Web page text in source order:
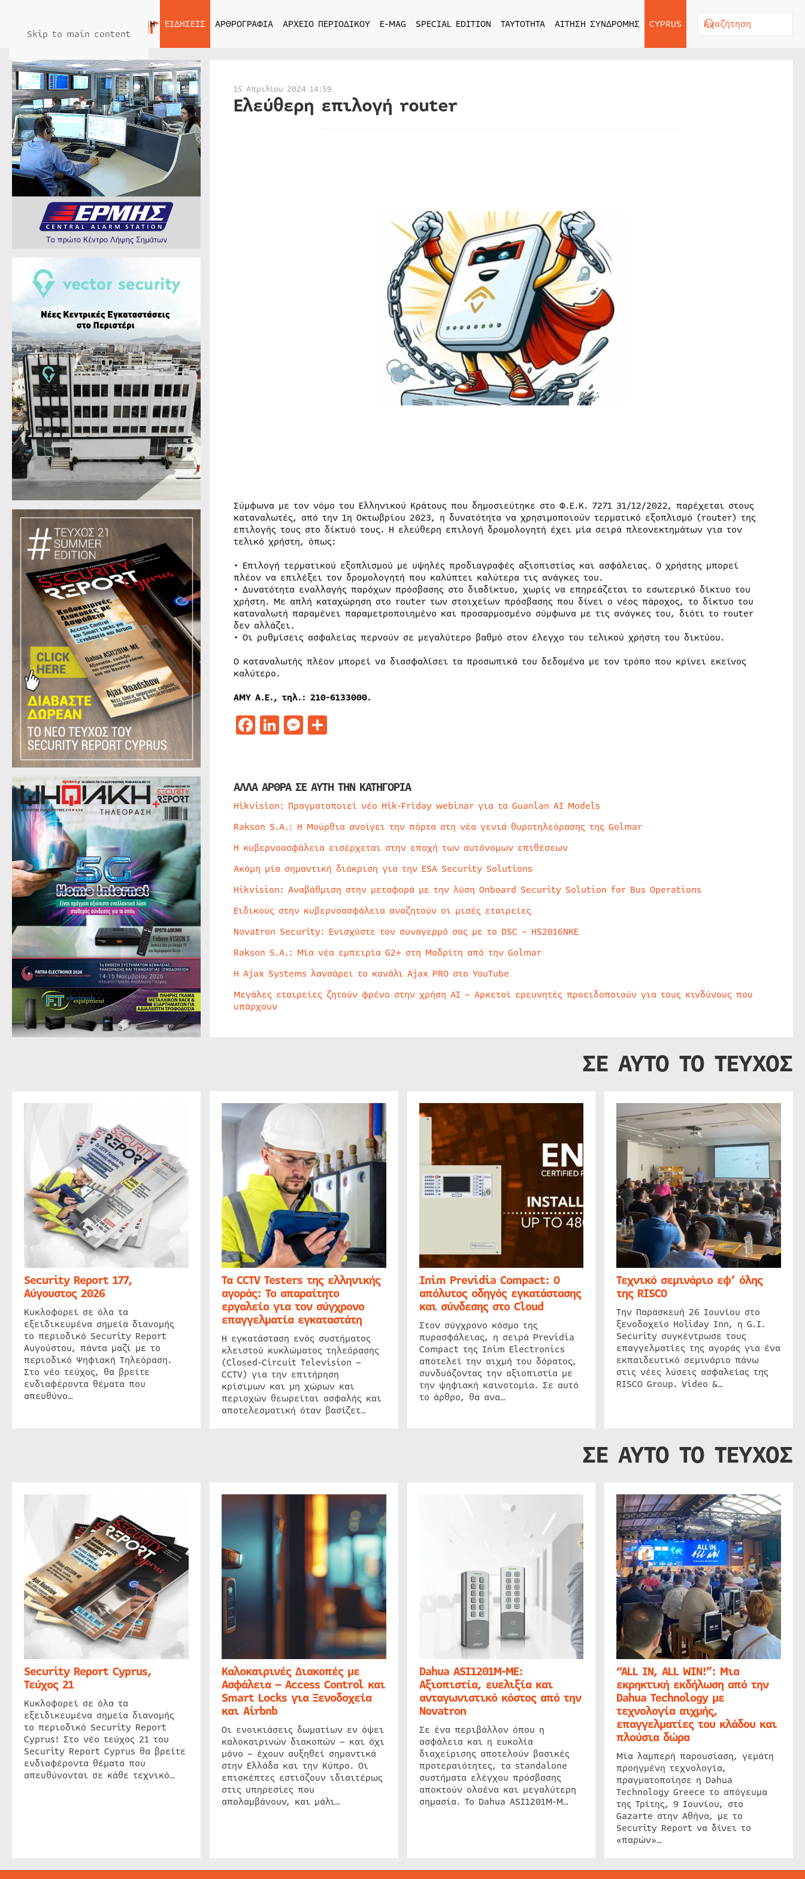
Skip to main content
ΑΡΧΙΚΗ ΕΙΔΗΣΕΙΣ ΑΡΘΡΟΓΡΑΦΙΑ ΑΡΧΕΙΟ ΠΕΡΙΟΔΙΚΟΥ E-MAG SPECIAL EDITION ΤΑΥΤΟΤΗΤΑ ΑΙΤΗΣΗ ΣΥΝΔΡΟΜΗΣ CYPRUS
15 Απριλίου 2024 14:59
Ελεύθερη επιλογή router
Σύμφωνα με τον νόμο του Ελληνικού Κράτους που δημοσιεύτηκε στο Φ.Ε.Κ. 7271 31/12/2022, παρέχεται στους
καταναλωτές, από την 1η Οκτωβρίου 2023, η δυνατότητα να χρησιμοποιούν τερματικό εξοπλισμό (router) της
επιλογής τους στο δίκτυό τους. Η ελεύθερη επιλογή δρομολογητή έχει μία σειρά πλεονεκτημάτων για τον
τελικό χρήστη, όπως:
• Επιλογή τερματικού εξοπλισμού με υψηλές προδιαγραφές αξιοπιστίας και ασφάλειας. Ο χρήστης μπορεί
πλέον να επιλέξει τον δρομολογητή που καλύπτει καλύτερα τις ανάγκες του.
• Δυνατότητα εναλλαγής παρόχων πρόσβασης στο διαδίκτυο, χωρίς να επηρεάζεται το εσωτερικό δίκτυο του
χρήστη. Με απλή καταχώρηση στο router των στοιχείων πρόσβασης που δίνει ο νέος πάροχος, το δίκτυο του
καταναλωτή παραμένει παραμετροποιημένο και προσαρμοσμένο σύμφωνα με τις ανάγκες του, διότι το router
δεν αλλάζει.
• Οι ρυθμίσεις ασφαλείας περνούν σε μεγαλύτερο βαθμό στον έλεγχο του τελικού χρήστη του δικτύου.
Ο καταναλωτής πλέον μπορεί να διασφαλίσει τα προσωπικά του δεδομένα με τον τρόπο που κρίνει εκείνος
καλύτερο.
ΑΜΥ Α.Ε., τηλ.: 210-6133000.
Facebook
LinkedIn
Messenger
Μοιραστείτε
ΑΛΛΑ ΑΡΘΡΑ ΣΕ ΑΥΤΗ ΤΗΝ ΚΑΤΗΓΟΡΙΑ
Hikvision: Πραγματοποιεί νέο Hik-Friday webinar για τα Guanlan AI Models
Rakson S.A.: Η Μούρθια ανοίγει την πόρτα στη νέα γενιά θυροτηλεόρασης της Golmar
Η κυβερνοασφάλεια εισέρχεται στην εποχή των αυτόνομων επιθέσεων
Ακόμη μία σημαντική διάκριση για την ESA Security Solutions
Hikvision: Αναβάθμιση στην μεταφορά με την λύση Onboard Security Solution for Bus Operations
Ειδικούς στην κυβερνοασφάλεια αναζητούν οι μισές εταιρείες
Novatron Security: Ενισχύστε τον συναγερμό σας με το DSC – HS2016NKE
Rakson S.A.: Μία νέα εμπειρία G2+ στη Μαδρίτη από την Golmar
Η Ajax Systems λανσάρει το κανάλι Ajax PRO στο YouTube
Μεγάλες εταιρείες ζητούν φρένο στην χρήση AI – Αρκετοί ερευνητές προειδοποιούν για τους κινδύνους που
υπάρχουν
ΣΕ ΑΥΤΟ ΤΟ ΤΕΥΧΟΣ
Security Report 177,
Αύγουστος 2026
Κυκλοφορεί σε όλα τα
εξειδικευμένα σημεία διανομής
το περιοδικό Security Report
Αυγούστου, πάντα μαζί με το
περιοδικό Ψηφιακή Τηλεόραση.
Στο νέο τεύχος, θα βρείτε
ενδιαφέροντα θέματα που
απευθύνο…
Τα CCTV Testers της ελληνικής
αγοράς: Το απαραίτητο
εργαλείο για τον σύγχρονο
επαγγελματία εγκαταστάτη
Η εγκατάσταση ενός συστήματος
κλειστού κυκλώματος τηλεόρασης
(Closed-Circuit Television –
CCTV) για την επιτήρηση
κρίσιμων και μη χώρων και
περιοχών θεωρείται ασφαλής και
αποτελεσματική όταν βασίζετ…
Inim Previdia Compact: Ο
απόλυτος οδηγός εγκατάστασης
και σύνδεσης στο Cloud
Στον σύγχρονο κόσμο της
πυρασφάλειας, η σειρά Previdia
Compact της Inim Electronics
αποτελεί την αιχμή του δόρατος,
συνδυάζοντας την αξιοπιστία με
την ψηφιακή καινοτομία. Σε αυτό
το άρθρο, θα ανα…
Τεχνικό σεμινάριο εφ’ όλης
της RISCO
Την Παρασκευή 26 Ιουνίου στο
ξενοδοχείο Holiday Inn, η G.I.
Security συγκέντρωσε τους
επαγγελματίες της αγοράς για ένα
εκπαιδευτικό σεμινάριο πάνω
στις νέες λύσεις ασφαλείας της
RISCO Group. Video &…
ΣΕ ΑΥΤΟ ΤΟ ΤΕΥΧΟΣ
Security Report Cyprus,
Τεύχος 21
Κυκλοφορεί σε όλα τα
εξειδικευμένα σημεία διανομής
το περιοδικό Security Report
Cyprus! Στο νέο τεύχος 21 του
Security Report Cyprus θα βρείτε
ενδιαφέροντα θέματα που
απευθύνονται σε κάθε τεχνικό…
Καλοκαιρινές Διακοπές με
Ασφάλεια – Access Control και
Smart Locks για Ξενοδοχεία
και Airbnb
Οι ενοικιάσεις δωματίων εν όψει
καλοκαιρινών διακοπών – και όχι
μόνο – έχουν αυξηθεί σημαντικά
στην Ελλάδα και την Κύπρο. Οι
επισκέπτες εστιάζουν ιδιαιτέρως
στις υπηρεσίες που
απολαμβάνουν, και μάλι…
Dahua ASI1201M-ME:
Αξιοπιστία, ευελιξία και
ανταγωνιστικό κόστος από την
Novatron
Σε ένα περιβάλλον όπου η
ασφάλεια και η ευκολία
διαχείρισης αποτελούν βασικές
προτεραιότητες, τα standalone
συστήματα ελέγχου πρόσβασης
αποκτούν ολοένα και μεγαλύτερη
σημασία. Το Dahua ASI1201M-M…
“ALL IN, ALL WIN!”: Μια
εκρηκτική εκδήλωση από την
Dahua Technology με
τεχνολογία αιχμής,
επαγγελματίες του κλάδου και
πλούσια δώρα
Μία λαμπερή παρουσίαση, γεμάτη
προηγμένη τεχνολογία,
πραγματοποίησε η Dahua
Technology Greece το απόγευμα
της Τρίτης, 9 Ιουνίου, στο
Gazarte στην Αθήνα, με το
Security Report να δίνει το
«παρών»…